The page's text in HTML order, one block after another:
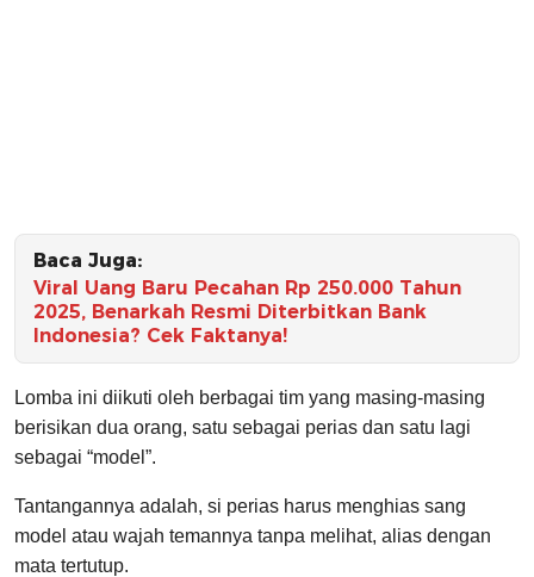
Baca Juga:
Viral Uang Baru Pecahan Rp 250.000 Tahun
2025, Benarkah Resmi Diterbitkan Bank
Indonesia? Cek Faktanya!
Lomba ini diikuti oleh berbagai tim yang masing-masing
berisikan dua orang, satu sebagai perias dan satu lagi
sebagai “model”.
Tantangannya adalah, si perias harus menghias sang
model atau wajah temannya tanpa melihat, alias dengan
mata tertutup.